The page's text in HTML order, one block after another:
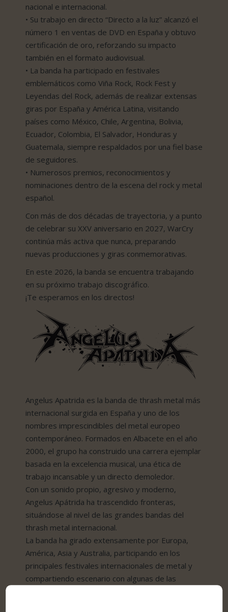
nacional e internacional.
• Su trabajo en directo “Directo a la luz” alcanzó el
número 1 en ventas de DVD en España y obtuvo
certificación de oro, reforzando su impacto
también en el formato audiovisual.
• La banda ha participado en festivales
emblemáticos como Viña Rock, Rock Fest y
Leyendas del Rock, además de realizar extensas
giras por España y América Latina, visitando
países como México, Chile, Argentina, Bolivia,
Ecuador, Colombia, El Salvador, Honduras y
Guatemala, siempre respaldados por una fiel base
de seguidores.
• Numerosos premios, reconocimientos y
nominaciones dentro de la escena del rock y metal
español.
Con más de dos décadas de trayectoria, y a punto
de celebrar su XXV aniversario en 2027, WarCry
continúa más activa que nunca, preparando
nuevas producciones y giras conmemorativas.
En este 2026, la banda se encuentra trabajando
en su próximo trabajo discográfico.
¡Te esperamos en los directos!
Angelus Apatrida es la banda de thrash metal más
internacional surgida en España y uno de los
nombres imprescindibles del metal europeo
contemporáneo. Formados en Albacete en el año
2000, el grupo ha construido una carrera ejemplar
basada en la excelencia musical, una ética de
trabajo incansable y un directo demoledor.
Con un sonido propio, agresivo y moderno,
Angelus Apátrida ha trascendido fronteras,
situándose al nivel de las grandes bandas del
thrash metal internacional.
La banda ha girado extensamente por Europa,
América, Asia y Australia, participando en los
principales festivales internacionales de metal y
compartiendo escenario con algunas de las